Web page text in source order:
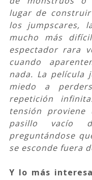
lugar de
los jumpscares,
mucho más
espectador rara
cuando
nada. La película
miedo a
repetición
tensión proviene
pasillo vacío
preguntándose
se esconde fuera
Y lo más